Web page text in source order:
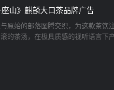
座山》麒麟大口茶品牌广告
原始的部落图腾交织，为这款茶饮
的茶汤，在极具质感的视听语言下